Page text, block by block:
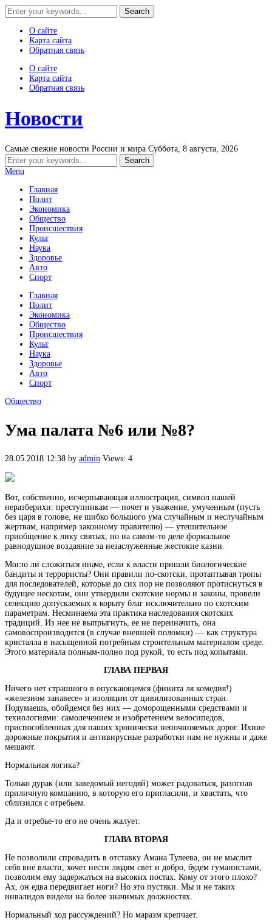
О сайте
Карта сайта
Обратная связь
О сайте
Карта сайта
Обратная связь
Новости
Самые свежие новости России и мира Суббота, 8 августа, 2026
Menu
Главная
Полит
Экономика
Общество
Происшествия
Культ
Наука
Здоровье
Авто
Спорт
Главная
Полит
Экономика
Общество
Происшествия
Культ
Наука
Здоровье
Авто
Спорт
Общество
Ума палата №6 или №8?
28.05.2018 12:38 by admin Views: 4
Вот, собственно, исчерпывающая иллюстрация, символ нашей
неразберихи: преступникам — почет и уважение, умученным (пусть
без царя в голове, не шибко большого ума случайным и неслучайным
жертвам, например законному правителю) — утешительное
приобщение к лику святых, но на самом-то деле формальное
равнодушное воздаяние за незаслуженные жестокие казни.
Могло ли сложиться иначе, если к власти пришли биологические
бандиты и террористы? Они правили по-скотски, протаптывая тропы
для последователей, которые до сих пор не позволяют протиснуться в
будущее нескотам, они утвердили скотские нормы и законы, провели
селекцию допускаемых к корыту благ исключительно по скотским
параметрам. Несминаема эта практика наследования скотских
традиций. Из нее не выпрыгнуть, ее не переиначить, она
самовоспроизводится (в случае внешней поломки) — как структура
кристалла в насыщенной потребным строительным материалом среде.
Этого материала полным-полно под рукой, то есть под копытами.
ГЛАВА ПЕРВАЯ
Ничего нет страшного в опускающемся (финита ля комедия!)
«железном занавесе» и изоляции от цивилизованных стран.
Подумаешь, обойдемся без них — доморощенными средствами и
технологиями: самолечением и изобретением велосипедов,
приспособленных для наших хронически непочиняемых дорог. Ихние
дорожные покрытия и антивирусные разработки нам не нужны и даже
мешают.
Нормальная логика?
Только дурак (или заведомый негодяй) может радоваться, разогнав
приличную компанию, в которую его пригласили, и хвастать, что
сблизился с отребьем.
Да и отребье-то его не очень жалует.
ГЛАВА ВТОРАЯ
Не позволили спровадить в отставку Амана Тулеева, он не мыслит
себя вне власти, хочет нести людям свет и добро, будем гуманистами,
позволим ему задержаться на высоких постах. Кому от этого плохо?
Ах, он едва передвигает ноги? Но это пустяки. Мы и не таких
инвалидов видели на более значимых должностях.
Нормальный ход рассуждений? Но маразм крепчает.